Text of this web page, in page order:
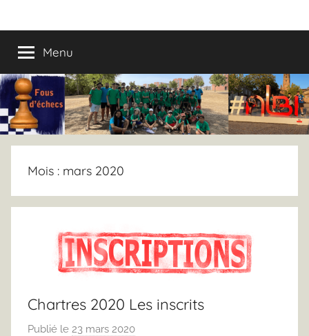
au
contenu
Fous
d’échecs
la
colo
Menu
Mois : mars 2020
Chartres 2020 Les inscrits
Publié le 23 mars 2020